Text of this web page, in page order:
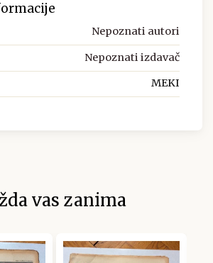
Nepoznati autori
Nepoznati izdavač
MEKI
vas zanima